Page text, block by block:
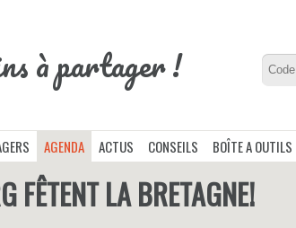
à partager !
AGENDA ACTUS CONSEILS BOÎTE A OUTILS
FÊTENT LA BRETAGNE!